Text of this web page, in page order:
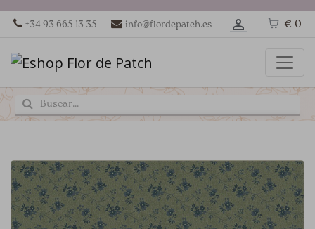
+34 93 665 13 35 info@flordepatch.es € 0